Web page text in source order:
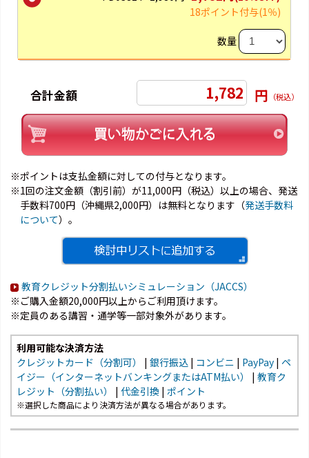
18ポイント付与(1％)
数量
合計金額 1,782 円 （税込）
※ポイントは支払金額に対しての付与となります。
※1回の注文金額（割引前）が11,000円（税込）以上の場合、発送
手数料700円（沖縄県2,000円）は無料となります（発送手数料
について）。
教育クレジット分割払いシミュレーション（JACCS）
※ご購入金額20,000円以上からご利用頂けます。
※定員のある講習・通学等一部対象外があります。
利用可能な決済方法
クレジットカード（分割可）
| 銀行振込 | コンビニ | PayPay | ペ
イジー（インターネットバンキングまたはATM払い）
| 教育ク
レジット（分割払い）
| 代金引換 | ポイント
※選択した商品により決済方法が異なる場合があります。